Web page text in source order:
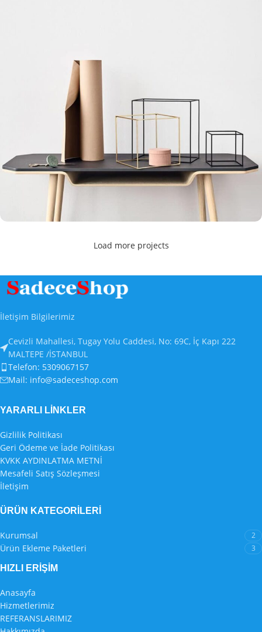
Leo uteu ullamcorperLoad more projects
İletişim Bilgilerimiz
Cevizli Mahallesi, Tugay Yolu Caddesi, No: 69C, İç Kapı 222
MALTEPE /İSTANBUL
Telefon: 5309067157
Mail: info@sadeceshop.com
YARARLI LİNKLER
Gizlilik Politikası
Geri Ödeme ve İade Politikası
KVKK AYDINLATMA METNİ
Mesafeli Satış Sözleşmesi
İletişim
ÜRÜN KATEGORILERI
Kurumsal 2
Ürün Ekleme Paketleri
3
HIZLI ERIŞIM
Anasayfa
Hizmetlerimiz
REFERANSLARIMIZ